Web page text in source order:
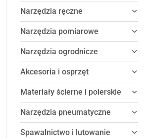
Narzędzia ręczne
Narzędzia pomiarowe
Narzędzia ogrodnicze
Akcesoria i osprzęt
Materiały ścierne i polerskie
Narzędzia pneumatyczne
Spawalnictwo i lutowanie